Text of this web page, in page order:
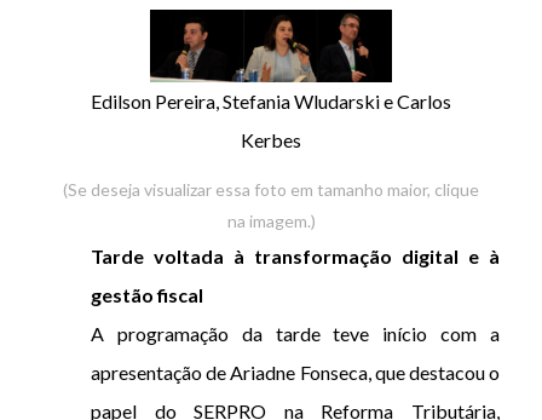
Edilson Pereira, Stefania Wludarski e Carlos
Kerbes
(Se deseja visualizar essa foto em tamanho maior, clique
na imagem.)
Tarde voltada à transformação digital e à
gestão fiscal
A programação da tarde teve início com a
apresentação de Ariadne Fonseca, que destacou o
papel do SERPRO na Reforma Tributária,